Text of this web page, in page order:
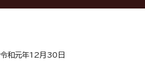
和元年12月30日